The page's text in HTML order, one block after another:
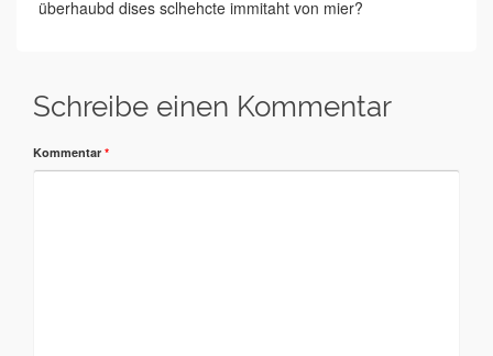
überhaubd dises sclhehcte immitaht von mier?
Schreibe einen Kommentar
Kommentar *